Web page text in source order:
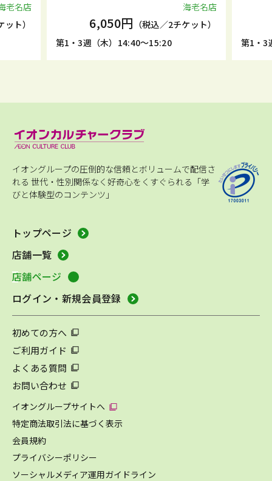
老名店
ト）
海老名店
6,050円 （税込／2チケット）
第1・3週（木）14:40～15:20
第1・3
イオングループの圧倒的な信頼とボリュームで配信さ
れる 世代・性別関係なく好奇心をくすぐられる「学
びと体験型のコンテンツ」
トップページ
店舗一覧
店舗ページ
ログイン・新規会員登録
初めての方へ
ご利用ガイド
よくある質問
お問い合わせ
イオングループサイトへ
特定商法取引法に基づく表示
会員規約
プライバシーポリシー
ソーシャルメディア運用ガイドライン